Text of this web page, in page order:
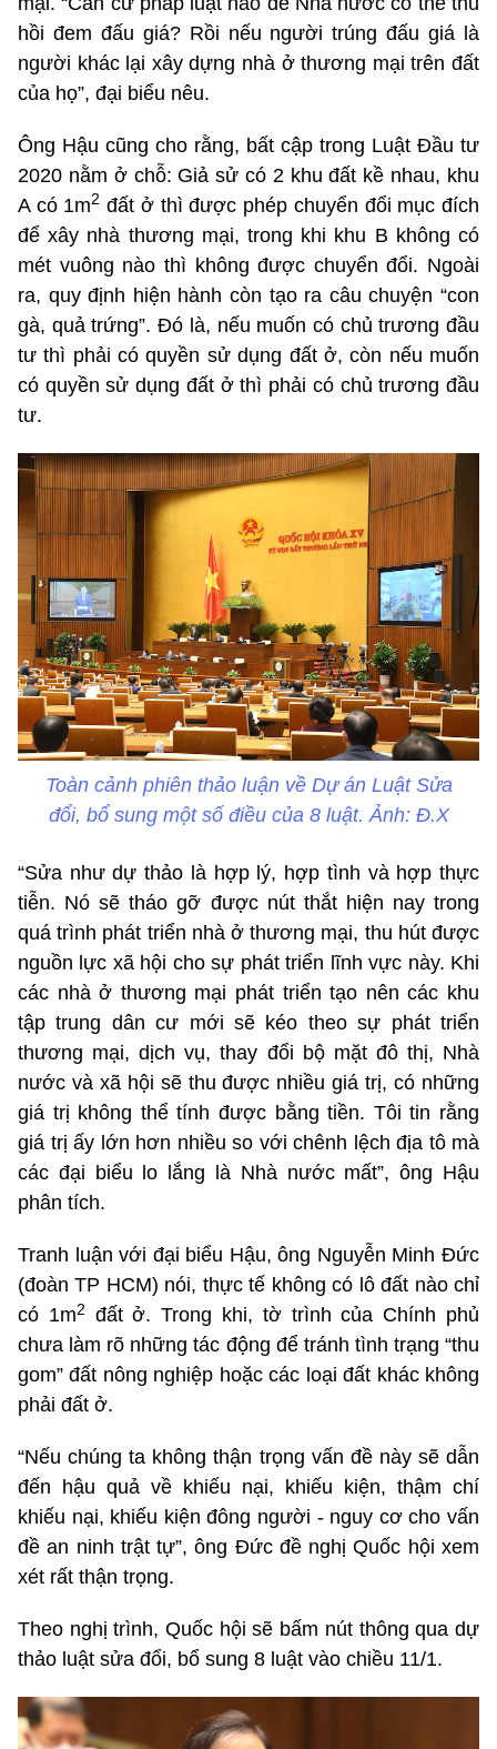
hồi đem đấu giá? Rồi nếu người trúng đấu giá là
người khác lại xây dựng nhà ở thương mại trên đất
của họ”, đại biểu nêu.
Ông Hậu cũng cho rằng, bất cập trong Luật Đầu tư
2020 nằm ở chỗ: Giả sử có 2 khu đất kề nhau, khu
A có 1m2 đất ở thì được phép chuyển đổi mục đích
để xây nhà thương mại, trong khi khu B không có
mét vuông nào thì không được chuyển đổi. Ngoài
ra, quy định hiện hành còn tạo ra câu chuyện “con
gà, quả trứng”. Đó là, nếu muốn có chủ trương đầu
tư thì phải có quyền sử dụng đất ở, còn nếu muốn
có quyền sử dụng đất ở thì phải có chủ trương đầu
tư.
Toàn cảnh phiên thảo luận về Dự án Luật Sửa
đổi, bổ sung một số điều của 8 luật. Ảnh: Đ.X
“Sửa như dự thảo là hợp lý, hợp tình và hợp thực
tiễn. Nó sẽ tháo gỡ được nút thắt hiện nay trong
quá trình phát triển nhà ở thương mại, thu hút được
nguồn lực xã hội cho sự phát triển lĩnh vực này. Khi
các nhà ở thương mại phát triển tạo nên các khu
tập trung dân cư mới sẽ kéo theo sự phát triển
thương mại, dịch vụ, thay đổi bộ mặt đô thị, Nhà
nước và xã hội sẽ thu được nhiều giá trị, có những
giá trị không thể tính được bằng tiền. Tôi tin rằng
giá trị ấy lớn hơn nhiều so với chênh lệch địa tô mà
các đại biểu lo lắng là Nhà nước mất”, ông Hậu
phân tích.
Tranh luận với đại biểu Hậu, ông Nguyễn Minh Đức
(đoàn TP HCM) nói, thực tế không có lô đất nào chỉ
có 1m2
đất ở. Trong khi, tờ trình của Chính phủ
chưa làm rõ những tác động để tránh tình trạng “thu
gom” đất nông nghiệp hoặc các loại đất khác không
phải đất ở.
“Nếu chúng ta không thận trọng vấn đề này sẽ dẫn
đến hậu quả về khiếu nại, khiếu kiện, thậm chí
khiếu nại, khiếu kiện đông người - nguy cơ cho vấn
đề an ninh trật tự”, ông Đức đề nghị Quốc hội xem
xét rất thận trọng.
Theo nghị trình, Quốc hội sẽ bấm nút thông qua dự
thảo luật sửa đổi, bổ sung 8 luật vào chiều 11/1.